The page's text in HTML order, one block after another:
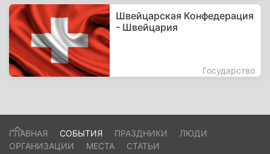
Швейцарская Конфедерация
- Швейцария
Государство
ГЛАВНАЯ СОБЫТИЯ ПРАЗДНИКИ
ЛЮДИ
ОРГАНИЗАЦИИ
МЕСТА СТАТЬИ